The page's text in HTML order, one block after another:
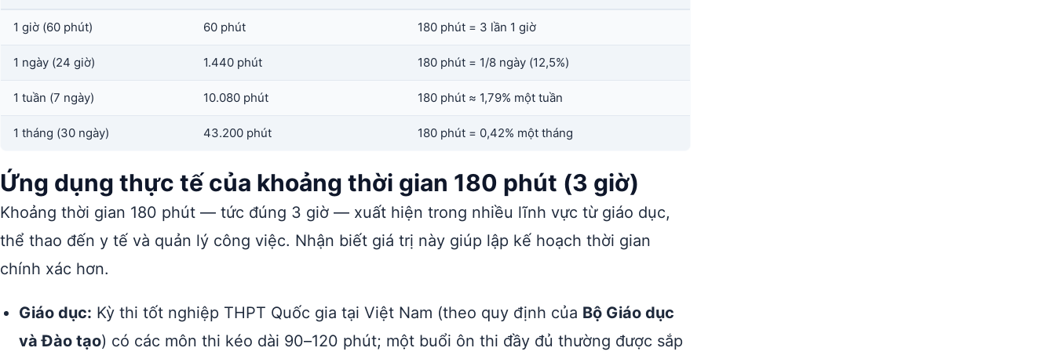
1 giờ (60 phút) 60 phút 180 phút = 3 lần 1 giờ
1 ngày (24 giờ) 1.440 phút 180 phút = 1/8 ngày (12,5%)
1 tuần (7 ngày) 10.080 phút 180 phút ≈ 1,79% một tuần
1 tháng (30 ngày) 43.200 phút 180 phút = 0,42% một tháng
Ứng dụng thực tế của khoảng thời gian 180 phút (3 giờ)
Khoảng thời gian 180 phút — tức đúng 3 giờ — xuất hiện trong nhiều lĩnh vực từ giáo dục,
thể thao đến y tế và quản lý công việc. Nhận biết giá trị này giúp lập kế hoạch thời gian
chính xác hơn.
Giáo dục: Kỳ thi tốt nghiệp THPT Quốc gia tại Việt Nam (theo quy định của Bộ Giáo dục
và Đào tạo) có các môn thi kéo dài 90–120 phút; một buổi ôn thi đầy đủ thường được sắp